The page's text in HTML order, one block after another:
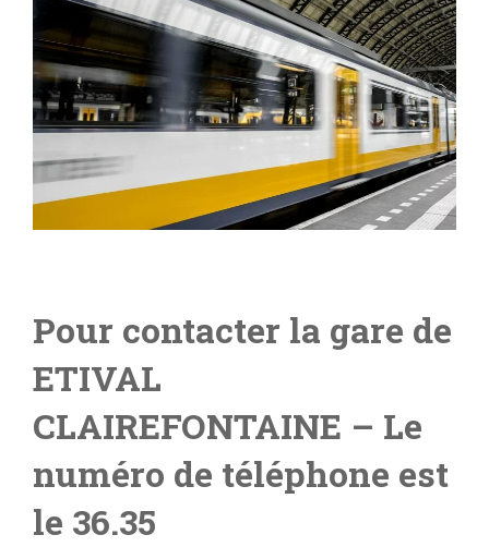
Pour contacter la gare de
ETIVAL
CLAIREFONTAINE – Le
numéro de téléphone est
le 36.35